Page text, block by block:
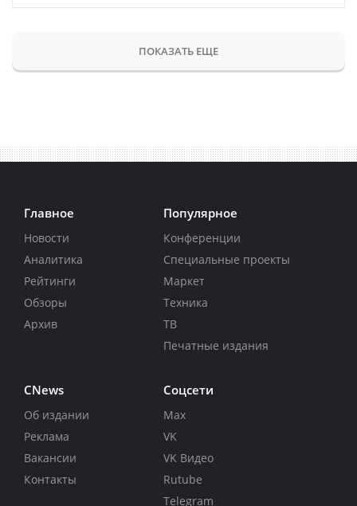
ПОКАЗАТЬ ЕЩЕ
Главное
Новости
Аналитика
Рейтинги
Обзоры
Архив
Популярное
Конференции
Специальные проекты
Маркет
Техника
ТВ
Печатные издания
CNews
Об издании
Реклама
Вакансии
Контакты
Соцсети
Max
VK
VK Видео
Rutube
Telegram